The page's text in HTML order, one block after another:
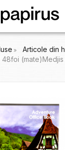
Articole din
48foi